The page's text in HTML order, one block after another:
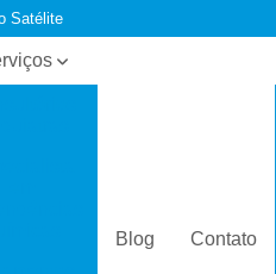
Satélite
Blog Contato